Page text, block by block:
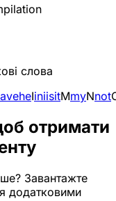
слова
heIiniisitMmyNnot
отримати
Завантажте
додатковими